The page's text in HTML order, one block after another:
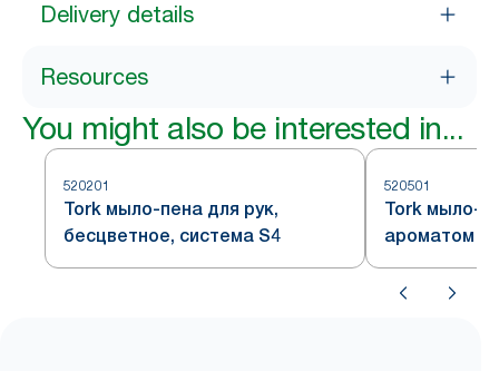
Delivery details
Resources
You might also be interested in...
520201
Tork мыло-пена для рук,
бесцветное, система S4
520501
Tork мыло-
ароматом